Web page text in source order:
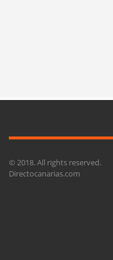
© 2018. All rights reserved.
Directocanarias.com